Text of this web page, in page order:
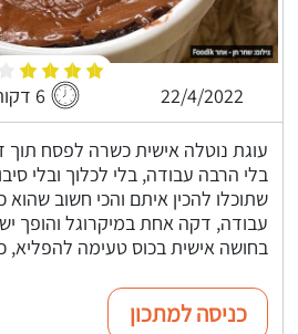
22/4/2022 6 דקות
עוגת נוטלה אישית כשרה לפסח
בלי הרבה עבודה, בלי לכלוך ובלי
עבודה, דקה אחת במיקרוגל והופך
בחושה אישית בכוס טעימה להפליא,
כניסה למתכון